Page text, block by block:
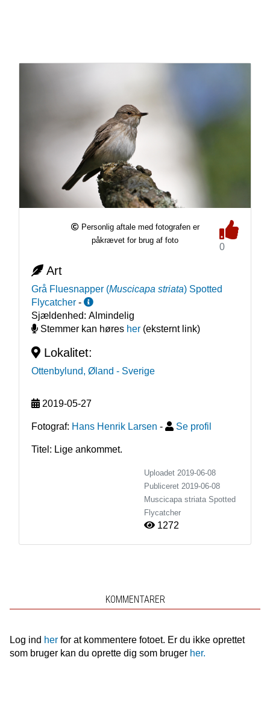
Personlig aftale med fotografen er
påkrævet for brug af foto
0
Art
Grå Fluesnapper (Muscicapa striata) Spotted
Flycatcher -
Sjældenhed: Almindelig
Stemmer kan høres her(eksternt link)
Lokalitet:
Ottenbylund, Øland - Sverige
2019-05-27
Fotograf: Hans Henrik Larsen - Se profil
Titel: Lige ankommet.
Uploadet 2019-06-08
Publiceret 2019-06-08
Muscicapa striata Spotted
Flycatcher
1272
KOMMENTARER
Log ind herfor at kommentere fotoet. Er du ikke oprettet
som bruger kan du oprette dig som bruger her.